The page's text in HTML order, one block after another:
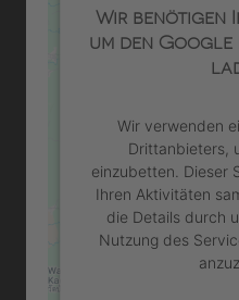
Wir benötigen
um den Google
Wir verwenden
Drittanbieters,
einzubetten. Dieser
Ihren Aktivitäten
die Details durch
Nutzung des